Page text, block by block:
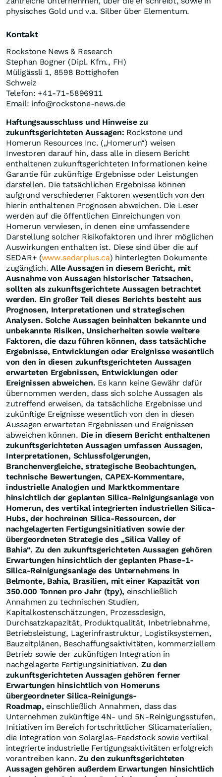
physisches Gold und v.a. Silber über Elementum.
Kontakt
Rockstone News & Research
Stephan Bogner (Dipl. Kfm., FH)
Müligässli 1, 8598 Bottighofen
Schweiz
Telefon: +41-71-5896911
Email: info@rockstone-news.de
Haftungsausschluss und Hinweise zu
zukunftsgerichteten Aussagen: Rockstone und
Homerun Resources Inc. („Homerun“) weisen
Investoren darauf hin, dass alle in diesem Bericht
enthaltenen zukunftsgerichteten Informationen keine
Garantie für zukünftige Ergebnisse oder Leistungen
darstellen. Die tatsächlichen Ergebnisse können
aufgrund verschiedener Faktoren wesentlich von den
hierin enthaltenen Prognosen abweichen. Die Leser
werden auf die öffentlichen Einreichungen von
Homerun verwiesen, in denen eine umfassendere
Darstellung solcher Risikofaktoren und ihrer möglichen
Auswirkungen enthalten ist. Diese sind über die auf
SEDAR+ (www.sedarplus.ca) hinterlegten Dokumente
zugänglich.Alle Aussagen in diesem Bericht, mit
Ausnahme von Aussagen historischer Tatsachen,
sollten als zukunftsgerichtete Aussagen betrachtet
werden. Ein großer Teil dieses Berichts besteht aus
Prognosen, Interpretationen und strategischen
Analysen. Solche Aussagen beinhalten bekannte und
unbekannte Risiken, Unsicherheiten sowie weitere
Faktoren, die dazu führen können, dass tatsächliche
Ergebnisse, Entwicklungen oder Ereignisse wesentlich
von den in diesen zukunftsgerichteten Aussagen
erwarteten Ergebnissen, Entwicklungen oder
Ereignissen abweichen. Es kann keine Gewähr dafür
übernommen werden, dass sich solche Aussagen als
zutreffend erweisen, da tatsächliche Ergebnisse und
zukünftige Ereignisse wesentlich von den in diesen
Aussagen erwarteten Ergebnissen und Ereignissen
abweichen können. Die in diesem Bericht enthaltenen
zukunftsgerichteten Aussagen umfassen Aussagen,
Interpretationen, Schlussfolgerungen,
Branchenvergleiche, strategische Beobachtungen,
technische Bewertungen, CAPEX-Kommentare,
industrielle Analogien und Marktkommentare
hinsichtlich der geplanten Silica-Reinigungsanlage von
Homerun, des vertikal integrierten industriellen Silica-
Hubs, der hochreinen Silica-Ressourcen, der
nachgelagerten Fertigungsinitiativen sowie der
übergeordneten Strategie des „Silica Valley of
Bahia“. Zu den zukunftsgerichteten Aussagen gehören
Erwartungen hinsichtlich der geplanten Phase-1-
Silica-Reinigungsanlage des Unternehmens in
Belmonte, Bahia, Brasilien, mit einer Kapazität von
350.000 Tonnen pro Jahr (tpy), einschließlich
Annahmen zu technischen Studien,
Kapitalkostenschätzungen, Prozessdesign,
Durchsatzkapazität, Produktqualität, Inbetriebnahme,
Betriebsleistung, Lagerinfrastruktur, Logistiksystemen,
Bauzeitplänen, Beschaffungsaktivitäten, kommerziellem
Betrieb sowie der zukünftigen Integration in
nachgelagerte Fertigungsinitiativen. Zu den
zukunftsgerichteten Aussagen gehören ferner
Erwartungen hinsichtlich von Homeruns
übergeordneter Silica-Reinigungs-
Roadmap, einschließlich Annahmen, dass das
Unternehmen zukünftige 4N- und 5N-Reinigungsstufen,
Initiativen im Bereich fortschrittlicher Silicamaterialien,
die Integration von Solarglas-Feedstock sowie vertikal
integrierte industrielle Fertigungsaktivitäten erfolgreich
vorantreiben kann.Zu den zukunftsgerichteten
Aussagen gehören außerdem Erwartungen hinsichtlich